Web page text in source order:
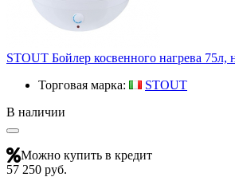
STOUT Бойлер косвенного нагрева 75л,
Торговая марка:
STOUT
В наличии
Можно купить в кредит
57 250 руб.